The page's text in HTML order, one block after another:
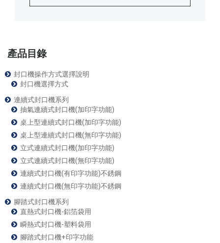
產品目錄
封口機操作方式選擇說明
封口機選擇方式
連續式封口機系列
抽氣連續式封口機(加印字功能)
桌上型連續式封口機(加印字功能)
桌上型連續式封口機(無印字功能)
立式連續式封口機(加印字功能)
立式連續式封口機(無印字功能)
連續式封口機(有印字功能)不銹鋼
連續式封口機(無印字功能)不銹鋼
腳踏式封口機系列
直熱式封口機-鋁箔袋用
瞬熱式封口機-塑料袋用
腳踏式封口機+印字功能